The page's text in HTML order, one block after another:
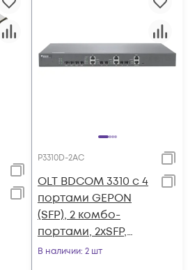
P3310D-2AC
OLT BDCOM 3310 с 4
портами GEPON
(SFP), 2 комбо-
портами, 2хSFP,
2хRJ-45, 2 БП АC, FEC
В наличии: 2 шт